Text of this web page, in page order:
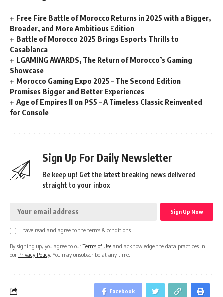
Free Fire Battle of Morocco Returns in 2025 with a Bigger,
Broader, and More Ambitious Edition
Battle of Morocco 2025 Brings Esports Thrills to
Casablanca
LGAMING AWARDS, The Return of Morocco’s Gaming
Showcase
Morocco Gaming Expo 2025 – The Second Edition
Promises Bigger and Better Experiences
Age of Empires II on PS5 – A Timeless Classic Reinvented
for Console
Sign Up For Daily Newsletter
Be keep up! Get the latest breaking news delivered
straight to your inbox.
I have read and agree to the terms & conditions
By signing up, you agree to ourTerms of Use and acknowledge the data practices in
our Privacy Policy. You may unsubscribe at any time.
Facebook